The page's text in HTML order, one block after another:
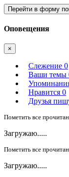
Перейти в форму
Оповещения
×
Слежение 0
Ваши темы
Нравится 0
Друзья
Пометить все
Загружаю.....
Пометить все
Загружаю.....